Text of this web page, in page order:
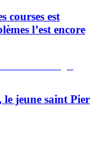
courses est
l’est encore
jeune saint Pier